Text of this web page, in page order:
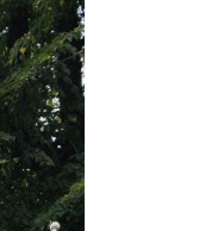
Противодействие
Градостроительная
Формирование
городской среды
Бюджет для граждан